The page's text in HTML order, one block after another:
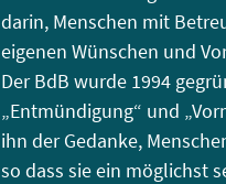
darin, Menschen mit
eigenen Wünschen und
Der BdB wurde 1994
„Entmündigung“ und
ihn der Gedanke,
so dass sie ein möglichst